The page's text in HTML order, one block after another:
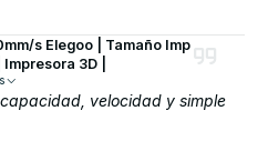
s Elegoo | Tamaño Imp
3D |
velocidad y simple